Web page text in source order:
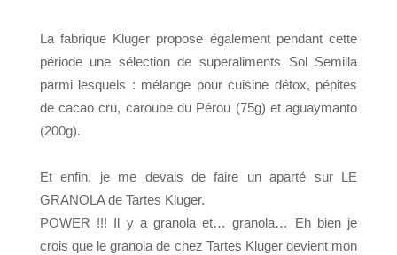
La fabrique Kluger propose également pendant cette
période une sélection de superaliments Sol Semilla
parmi lesquels : mélange pour cuisine détox, pépites
de cacao cru, caroube du Pérou (75g) et aguaymanto
(200g).
Et enfin, je me devais de faire un aparté sur LE
GRANOLA de Tartes Kluger.
POWER !!! Il y a granola et… granola… Eh bien je
crois que le granola de chez Tartes Kluger devient mon